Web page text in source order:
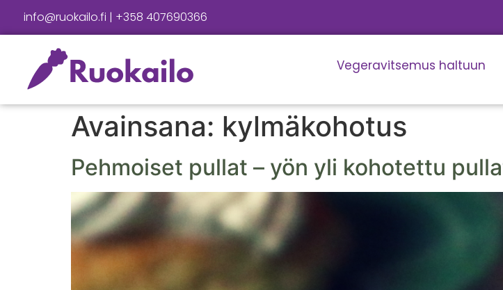
info@ruokailo.fi | +358 407690366
Vegeravitsemus haltuun
Avainsana: kylmäkohotus
Pehmoiset pullat – yön yli kohotettu